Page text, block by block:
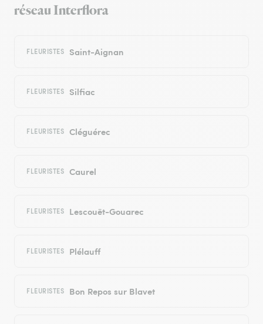
réseau Interflora
FLEURISTES Saint-Aignan
FLEURISTES Silfiac
FLEURISTES Cléguérec
FLEURISTES Caurel
FLEURISTES Lescouët-Gouarec
FLEURISTES Plélauff
FLEURISTES Bon Repos sur Blavet